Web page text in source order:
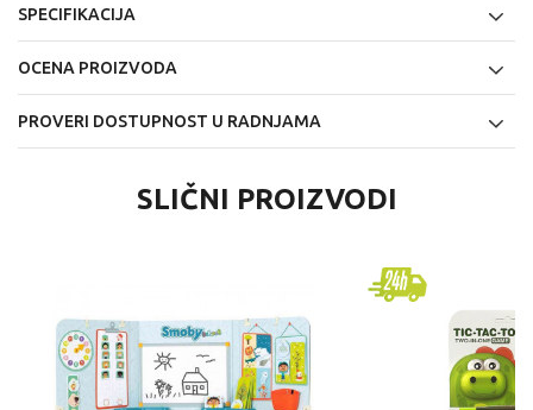
SPECIFIKACIJA
OCENA PROIZVODA
PROVERI DOSTUPNOST U RADNJAMA
SLIČNI PROIZVODI